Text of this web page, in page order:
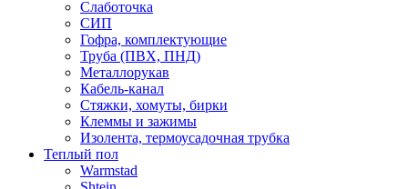
Слаботочка
СИП
Гофра, комплектующие
Труба (ПВХ, ПНД)
Металлорукав
Кабель-канал
Стяжки, хомуты, бирки
Клеммы и зажимы
Изолента, термоусадочная трубка
Теплый пол
Warmstad